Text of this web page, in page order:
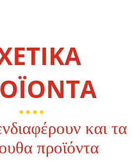
και τα
προϊόντα